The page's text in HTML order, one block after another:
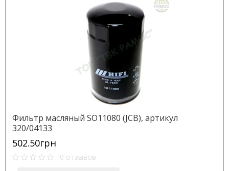
Фильтр масляный SO11080 (JCB), артикул
320/04133
502.50грн
0 отзывов